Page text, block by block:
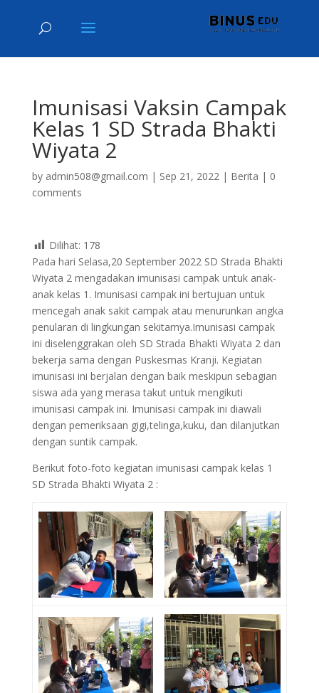
Imunisasi Vaksin Campak
Kelas 1 SD Strada Bhakti
Wiyata 2
by admin508@gmail.com | Sep 21, 2022| Berita | 0
comments
Dilihat: 178
Pada hari Selasa,20 September 2022 SD Strada Bhakti
Wiyata 2 mengadakan imunisasi campak untuk anak-
anak kelas 1. Imunisasi campak ini bertujuan untuk
mencegah anak sakit campak atau menurunkan angka
penularan di lingkungan sekitarnya.Imunisasi campak
ini diselenggrakan oleh SD Strada Bhakti Wiyata 2 dan
bekerja sama dengan Puskesmas Kranji. Kegiatan
imunisasi ini berjalan dengan baik meskipun sebagian
siswa ada yang merasa takut untuk mengikuti
imunisasi campak ini. Imunisasi campak ini diawali
dengan pemeriksaan gigi,telinga,kuku, dan dilanjutkan
dengan suntik campak.
Berikut foto-foto kegiatan imunisasi campak kelas 1
SD Strada Bhakti Wiyata 2 :